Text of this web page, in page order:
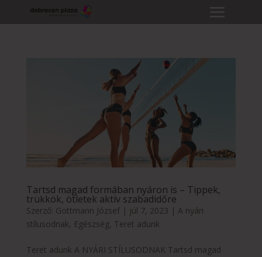
Tartsd magad formában nyáron is – Tippek,
trükkök, ötletek aktív szabadidőre
Szerző: Gottmann József| júl 7, 2023 | A nyári
stílusodnak, Egészség, Teret adunk
Teret adunk A NYÁRI STÍLUSODNAK Tartsd magad